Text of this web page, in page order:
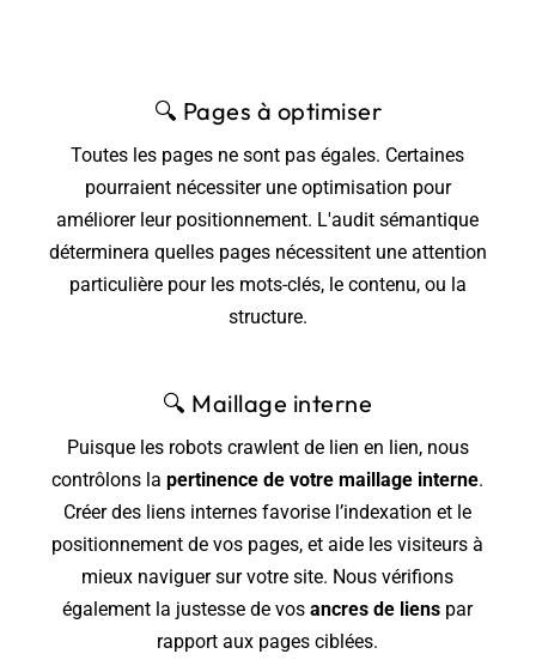
🔍 Pages à optimiser
Toutes les pages ne sont pas égales. Certaines
pourraient nécessiter une optimisation pour
améliorer leur positionnement. L'audit sémantique
déterminera quelles pages nécessitent une attention
particulière pour les mots-clés, le contenu, ou la
structure.
🔍 Maillage interne
Puisque les robots crawlent de lien en lien, nous
contrôlons la pertinence de votre maillage interne.
Créer des liens internes favorise l’indexation et le
positionnement de vos pages, et aide les visiteurs à
mieux naviguer sur votre site. Nous vérifions
également la justesse de vos ancres de liens par
rapport aux pages ciblées.